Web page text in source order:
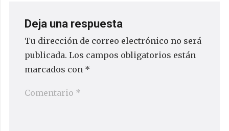
Deja una respuesta
Tu dirección de correo electrónico no será
publicada. Los campos obligatorios están
marcados con *